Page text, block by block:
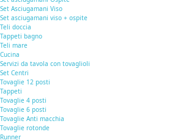
Set Asciugamani Viso
Set asciugamani viso + ospite
Teli doccia
Tappeti bagno
Teli mare
Cucina
Servizi da tavola con tovaglioli
Set Centri
Tovaglie 12 posti
Tappeti
Tovaglie 4 posti
Tovaglie 6 posti
Tovaglie Anti macchia
Tovaglie rotonde
Runner